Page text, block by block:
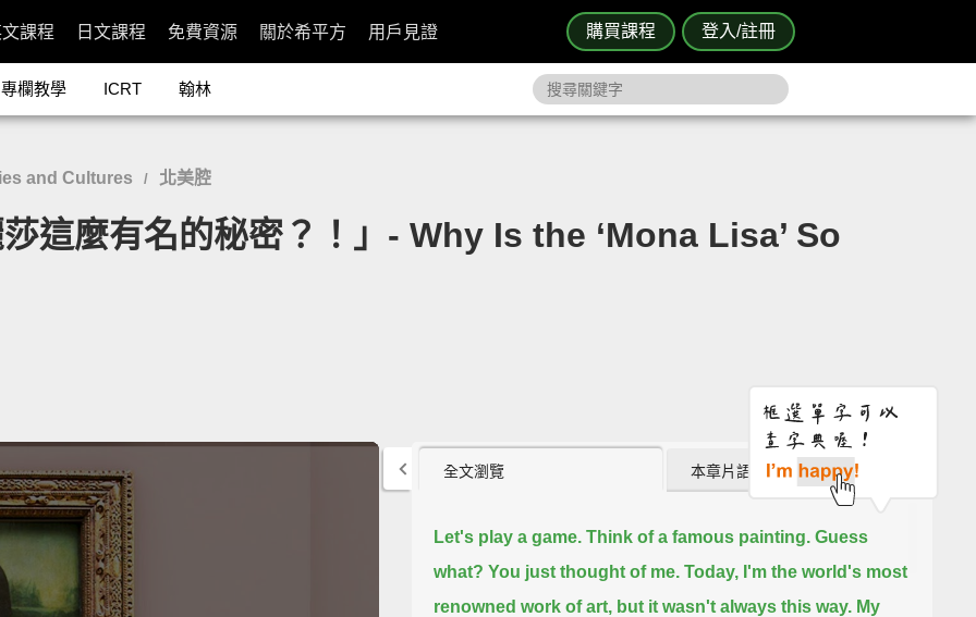
購買課程 登入/註冊
課程 日文課程 免費資源 關於希平方 用戶見證
專欄教學 ICRT 翰林
and Cultures / 北美腔
這麼有名的秘密？！」- Why Is the ‘Mona Lisa’ So
全文瀏覽 本章片語 (0)
Let's play a game. Think of a famous painting. Guess
what? You just thought of me. Today, I'm the world's most
renowned work of art, but it wasn't always this way. My